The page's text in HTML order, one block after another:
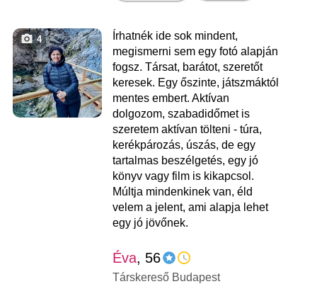
4
Írhatnék ide sok mindent,
megismerni sem egy fotó alapján
fogsz. Társat, barátot, szeretőt
keresek. Egy őszinte, játszmáktól
mentes embert. Aktívan
dolgozom, szabadidőmet is
szeretem aktívan tölteni - túra,
kerékpározás, úszás, de egy
tartalmas beszélgetés, egy jó
könyv vagy film is kikapcsol.
Múltja mindenkinek van, éld
velem a jelent, ami alapja lehet
egy jó jövőnek.
Éva, 56
Társkereső Budapest